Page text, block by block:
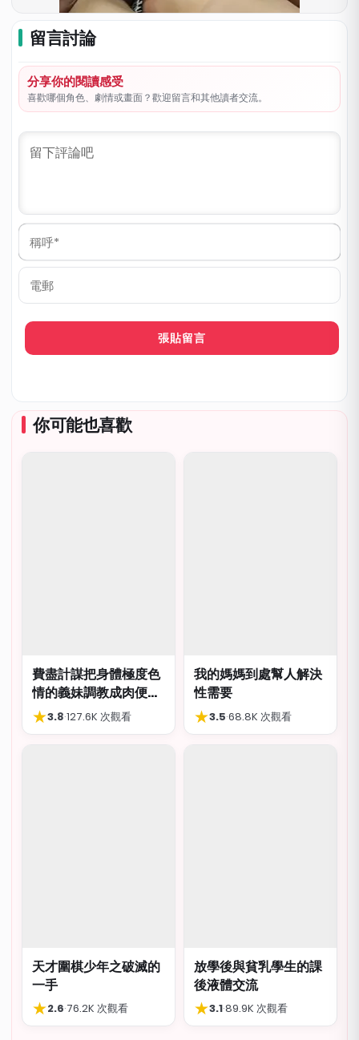
留言討論
分享你的閱讀感受
喜歡哪個角色、劇情或畫面？歡迎留言和其他讀者交流。
稱
*
郵
你可能也喜歡
費盡計謀把身體極度色
情的義妹調教成肉便
器，結局卻出人意外
★3.8·127.6K 次觀看
我的媽媽到處幫人解決
性需要
★3.5·68.8K 次觀看
天才圍棋少年之破滅的
一手
★2.6·76.2K 次觀看
放學後與貧乳學生的課
後液體交流
★3.1·89.9K 次觀看